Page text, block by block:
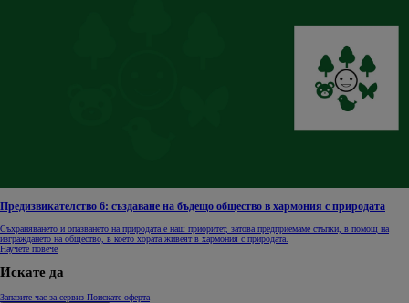
Предизвикателство 6: създаване на бъдещо общество в хармония с природата
Съхраняването и опазването на природата е наш приоритет, затова предприемаме стъпки, в помощ на
изграждането на общество, в което хората живеят в хармония с природата.
Научете повече
Искате да
Запазите час за сервиз Поискате оферта